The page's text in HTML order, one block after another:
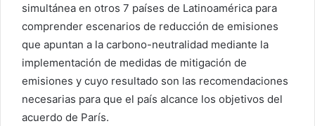
simultánea en otros 7 países de Latinoamérica para
comprender escenarios de reducción de emisiones
que apuntan a la carbono-neutralidad mediante la
implementación de medidas de mitigación de
emisiones y cuyo resultado son las recomendaciones
necesarias para que el país alcance los objetivos del
acuerdo de París.